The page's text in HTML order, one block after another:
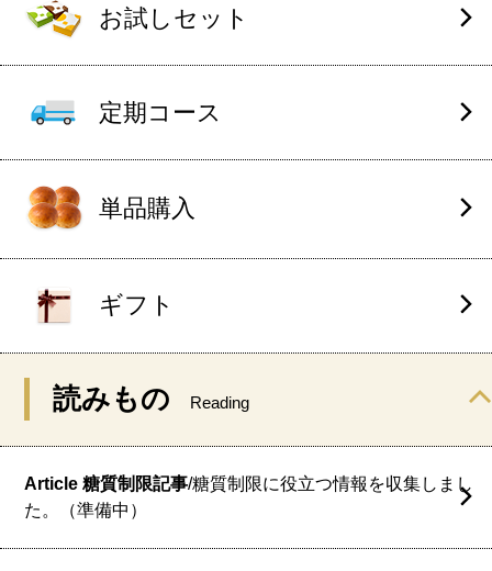
お試しセット
定期コース
単品購入
ギフト
読みもの Reading
Article 糖質制限記事/糖質制限に役立つ情報を収集しまし
た。（準備中）